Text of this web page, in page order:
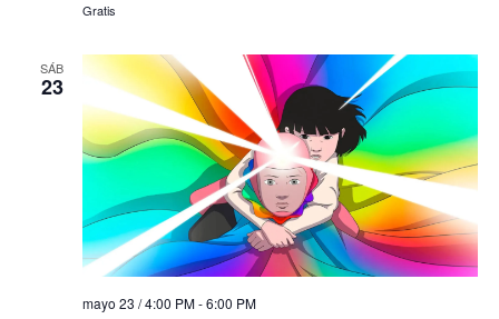
Gratis
SÁB
23
mayo 23 / 4:00 PM-6:00 PM